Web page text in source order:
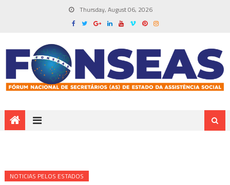
Thursday, August 06, 2026
NOTICIAS PELOS ESTADOS